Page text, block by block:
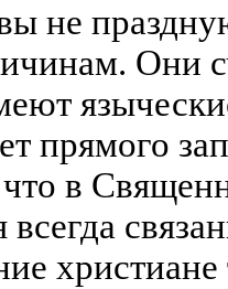
не
Они
прямого
в